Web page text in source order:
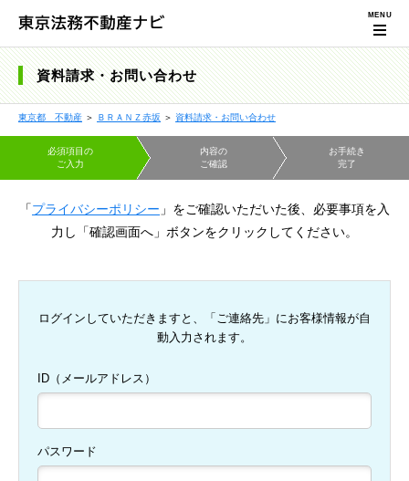
資料請求・お問い合わせ
東京都 不動産 ＞ ＢＲＡＮＺ赤坂 ＞ 資料請求・お問い合わせ
必須項目の
ご入力
内容の
ご確認
お手続き
完了
「プライバシーポリシー 」をご確認いただいた後、必要事項を入
力し「確認画面へ」ボタンをクリックしてください。
ログインしていただきますと、「ご連絡先」にお客様情報が自
動入力されます。
ID（メールアドレス）
パスワード